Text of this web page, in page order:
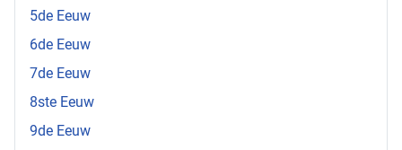
5de Eeuw
6de Eeuw
7de Eeuw
8ste Eeuw
9de Eeuw